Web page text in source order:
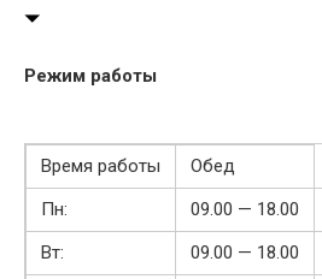
Режим работы
Время работы
Обед
Пн:
09.00 — 18.00
Вт:
09.00 — 18.00